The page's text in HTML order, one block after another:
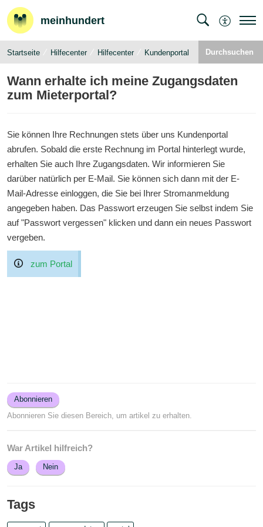
meinhundert
Startseite Hilfecenter Hilfecenter Kundenportal Durchsuchen
Wann erhalte ich meine Zugangsdaten
zum Mieterportal?
Sie können Ihre Rechnungen stets über uns Kundenportal
abrufen. Sobald die erste Rechnung im Portal hinterlegt wurde,
erhalten Sie auch Ihre Zugangsdaten. Wir informieren Sie
darüber natürlich per E-Mail. Sie können sich dann mit der E-
Mail-Adresse einloggen, die Sie bei Ihrer Stromanmeldung
angegeben haben. Das Passwort erzeugen Sie selbst indem Sie
auf "Passwort vergessen" klicken und dann ein neues Passwort
vergeben.
zum Portal
Abonnieren
Abonnieren Sie diesen Bereich, um artikel zu erhalten.
War Artikel hilfreich?
Ja Nein
Tags